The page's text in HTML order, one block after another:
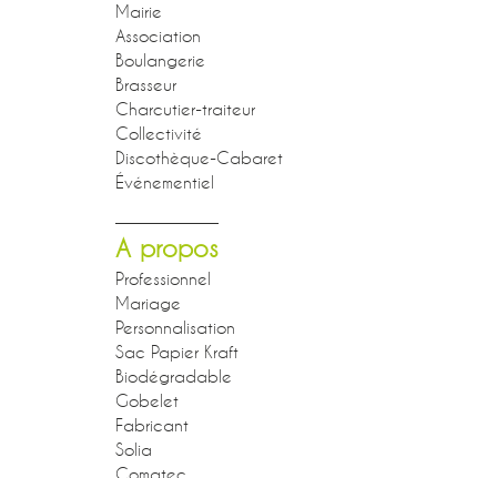
Mairie
Association
Boulangerie
Brasseur
Charcutier-traiteur
Collectivité
Discothèque-Cabaret
Événementiel
A propos
Professionnel
Mariage
Personnalisation
Sac Papier Kraft
Biodégradable
Gobelet
Fabricant
Solia
Comatec